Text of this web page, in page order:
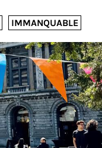
IMMANQUABLE